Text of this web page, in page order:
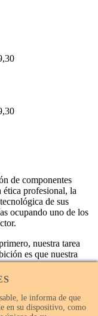
de componentes
ética profesional, la
de sus
ocupando uno de los
nuestra tarea
es que nuestra
le informa de que
en su dispositivo, como